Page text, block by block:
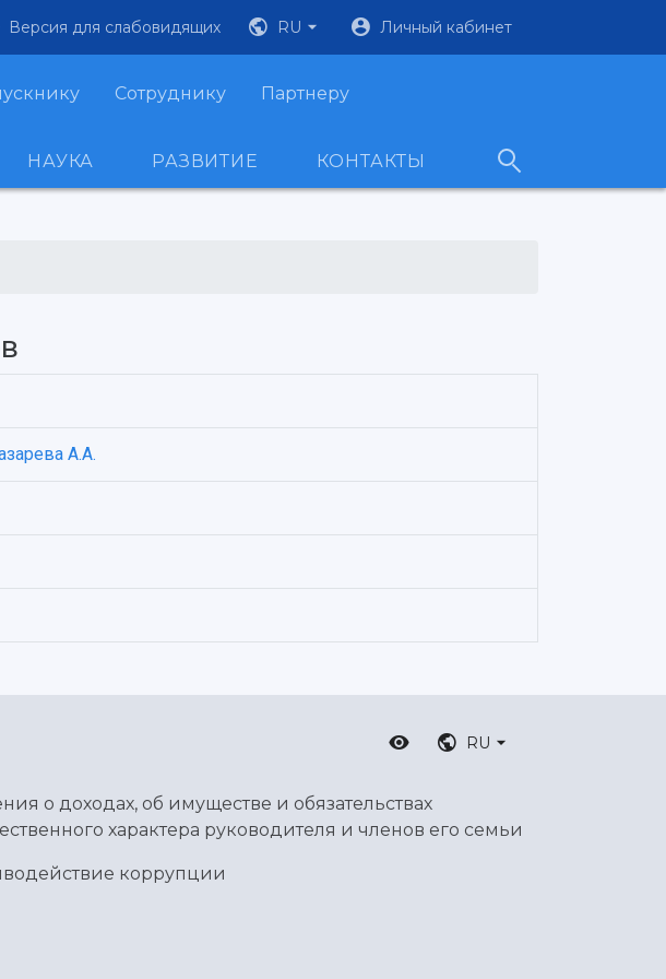
Версия для слабовидящих RU Личный кабинет
Сотруднику Партнеру
НАУКА РАЗВИТИЕ КОНТАКТЫ
А.А.
RU
о доходах, об имуществе и обязательствах
характера руководителя и членов его семьи
коррупции